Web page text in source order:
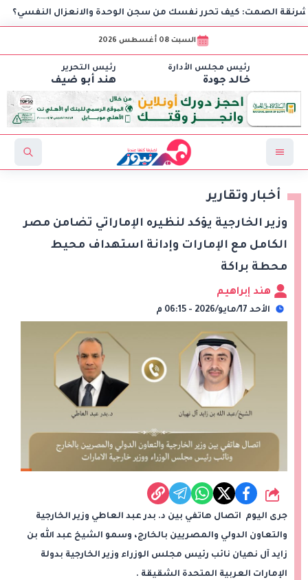
الصمت: كيف تحرر نفسك من سجن الوحدة والانعزال النفسي؟
السبت 08 أغسطس 2026
رئيس مجلس الأدارة
خالد جودة
رئيس التحرير
هند أبو ضيف
أخبار وتقارير
وزير الخارجية يؤكد لنظيره الإماراتي تضامن مصر
الكامل مع الإمارات وإدانة استهداف محيط
محطة براكة
هند إبراهيم
الأحد 17/مايو/2026 - 06:15 م
شارك
جرى اليوم اتصال هاتفي بين د. بدر عبد العاطي وزير الخارجية
والتعاون الدولي والمصريين بالخارج، وسمو الشيخ عبد الله بن
زايد آل نهيان نائب رئيس مجلس الوزراء وزير الخارجية بدولة
الإمارات العربية المتحدة الشقيقة .